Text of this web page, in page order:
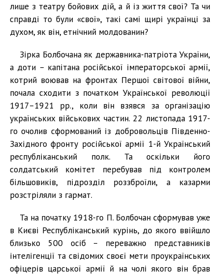
лише з театру бойових дій, а й із життя свої? Та чи
справді то були «свої», такі самі щирі українці за
духом, як він, етнічний молдованин?
Зірка Болбочана як державника-патріота України,
а доти – капітана російської імператорської армії,
котрий воював на фронтах Першої світової війни,
почала сходити з початком Української революції
1917–1921 рр., коли він взявся за організацію
українських військових частин. 22 листопада 1917-
го очолив сформований із добровольців Південно-
Західного фронту російської армії 1-й Український
республіканський полк. Та оскільки його
солдатський комітет перебував під контролем
більшовиків, підрозділ роззброїли, а казарми
розстріляли з гармат.
Та на початку 1918-го П. Болбочан сформував уже
в Києві Республіканський курінь, до якого ввійшло
близько 500 осіб – переважно представників
інтелігенції та свідомих своєї мети проукраїнських
офіцерів царської армії й на чолі якого він брав